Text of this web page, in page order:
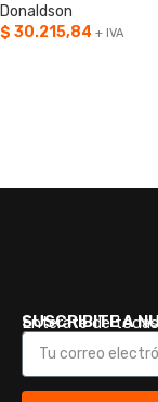
Donaldson
$ 30.215,84 + IVA
SUSCRIBITE A
Enterate de